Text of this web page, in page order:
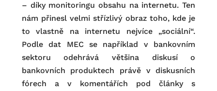
– díky monitoringu obsahu na internetu. Ten
nám přinesl velmi střízlivý obraz toho, kde je
to vlastně na internetu nejvíce „sociální“.
Podle dat MEC se například v bankovním
sektoru odehrává většina diskusí o
bankovních produktech právě v diskusních
fórech a v komentářích pod články s